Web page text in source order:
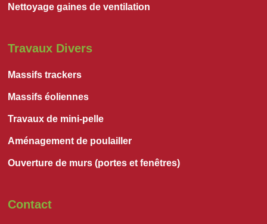
Nettoyage gaines de ventilation
Travaux Divers
Massifs trackers
Massifs éoliennes
Travaux de mini-pelle
Aménagement de poulailler
Ouverture de murs (portes et fenêtres)
Contact